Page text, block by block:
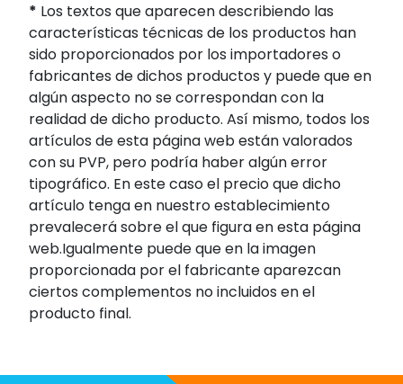
* Los textos que aparecen describiendo las
características técnicas de los productos han
sido proporcionados por los importadores o
fabricantes de dichos productos y puede que en
algún aspecto no se correspondan con la
realidad de dicho producto. Así mismo, todos los
artículos de esta página web están valorados
con su PVP, pero podría haber algún error
tipográfico. En este caso el precio que dicho
artículo tenga en nuestro establecimiento
prevalecerá sobre el que figura en esta página
web.Igualmente puede que en la imagen
proporcionada por el fabricante aparezcan
ciertos complementos no incluidos en el
producto final.